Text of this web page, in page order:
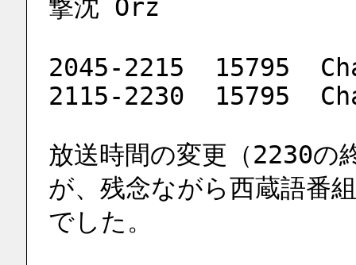
撃沈 Orz
2045-2215  15795
2115-2230  15795
放送時間の変更（2230の
が、残念ながら西蔵語番
でした。